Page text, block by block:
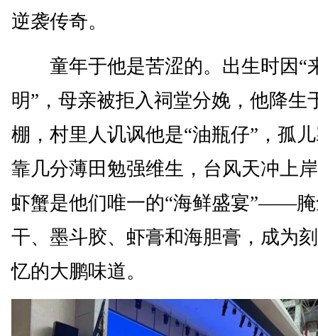
逆袭传奇。
童年于他是苦涩的。出生时因“
明”，母亲被拒入祠堂分娩，他降生
棚，村里人讥讽他是“油瓶仔”，孤
靠几分薄田勉强维生，台风天冲上
虾蟹是他们唯一的“海鲜盛宴”——
干、墨斗胶、虾膏和海胆膏，成为
忆的大鹏味道。